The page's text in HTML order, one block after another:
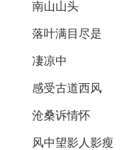
南山山头
落叶满目尽是
凄凉中
感受古道西风
沧桑诉情怀
风中望影人影瘦